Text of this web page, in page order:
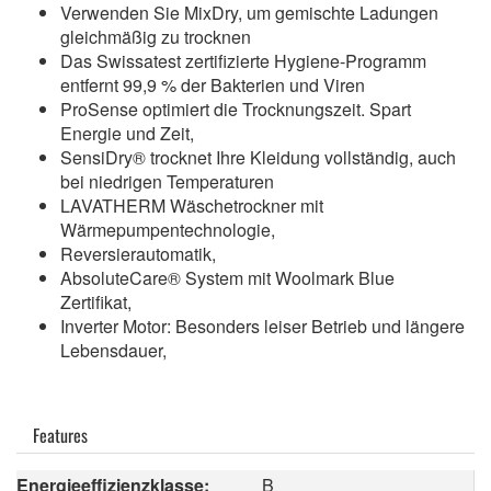
Verwenden Sie MixDry, um gemischte Ladungen
gleichmäßig zu trocknen
Das Swissatest zertifizierte Hygiene-Programm
entfernt 99,9 % der Bakterien und Viren
ProSense optimiert die Trocknungszeit. Spart
Energie und Zeit,
SensiDry® trocknet Ihre Kleidung vollständig, auch
bei niedrigen Temperaturen
LAVATHERM Wäschetrockner mit
Wärmepumpentechnologie,
Reversierautomatik,
AbsoluteCare® System mit Woolmark Blue
Zertifikat,
Inverter Motor: Besonders leiser Betrieb und längere
Lebensdauer,
Features
Energieeffizienzklasse: B